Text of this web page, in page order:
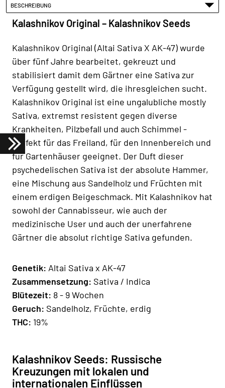
BESCHREIBUNG
Kalashnikov Original – Kalashnikov Seeds
Kalashnikov Original (Altai Sativa X AK-47) wurde
über fünf Jahre bearbeitet, gekreuzt und
stabilisiert damit dem Gärtner eine Sativa zur
Verfügung gestellt wird, die ihresgleichen sucht.
Kalashnikov Original ist eine ungalubliche mostly
Sativa, extremst resistent gegen diverse
Krankheiten, Pilzbefall und auch Schimmel -
perfekt für das Freiland, für den Innenbereich und
für Gartenhäuser geeignet. Der Duft dieser
psychedelischen Sativa ist der absolute Hammer,
eine Mischung aus Sandelholz und Früchten mit
einem erdigen Beigeschmack. Mit Kalashnikov hat
sowohl der Cannabisseur, wie auch der
medizinische User und auch der unerfahrene
Gärtner die absolut richtige Sativa gefunden.
Genetik: Altai Sativa x AK-47
Zusammensetzung: Sativa / Indica
Blütezeit: 8 - 9 Wochen
Geruch: Sandelholz, Früchte, erdig
THC: 19%
Kalashnikov Seeds: Russische
Kreuzungen mit lokalen und
internationalen Einflüssen